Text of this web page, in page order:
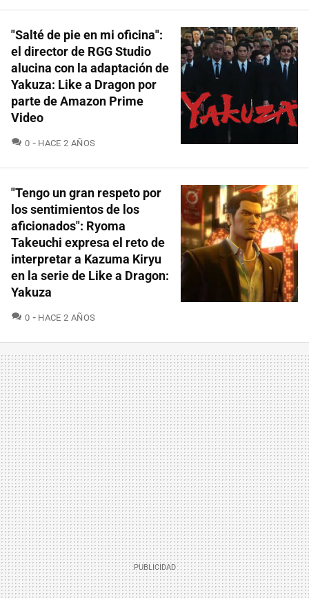
"Salté de pie en mi oficina":
el director de RGG Studio
alucina con la adaptación de
Yakuza: Like a Dragon por
parte de Amazon Prime
Video
0 COMENTARIOS
HACE 2 AÑOS
"Tengo un gran respeto por
los sentimientos de los
aficionados": Ryoma
Takeuchi expresa el reto de
interpretar a Kazuma Kiryu
en la serie de Like a Dragon:
Yakuza
0 COMENTARIOS
HACE 2 AÑOS